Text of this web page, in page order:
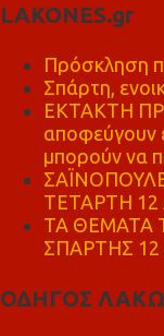
LAKONES.gr
Πρόσκληση
Σπάρτη,
ΕΚΤΑΚΤΗ
αποφεύγουν
μπορούν να
ΤΕΤΑΡΤΗ 12
ΤΑ ΘΕΜΑΤΑ
ΣΠΑΡΤΗΣ 12
ΟΔΗΓΟΣ